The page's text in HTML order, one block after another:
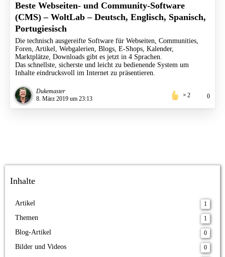
Beste Webseiten- und Community-Software
(CMS) – WoltLab – Deutsch, Englisch, Spanisch,
Portugiesisch
Die technisch ausgereifte Software für Webseiten, Communities,
Foren, Artikel, Webgalerien, Blogs, E-Shops, Kalender,
Marktplätze, Downloads gibt es jetzt in 4 Sprachen.
Das schnellste, sicherste und leicht zu bedienende System um
Inhalte eindrucksvoll im Internet zu präsentieren.
Dukemaster
8. März 2019 um 23:13
2 0
Inhalte
Artikel 1
Themen 1
Blog-Artikel 0
Bilder und Videos 0